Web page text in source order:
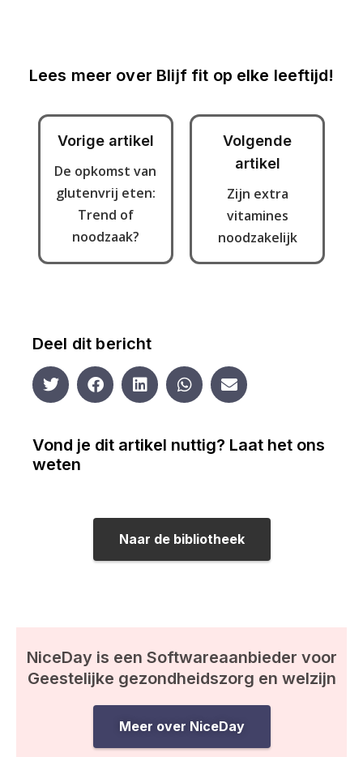
Lees meer over Blijf fit op elke leeftijd!
Vorige artikel
De opkomst van
glutenvrij eten:
Trend of
noodzaak?
Volgende
artikel
Zijn extra
vitamines
noodzakelijk
Deel dit bericht
Vond je dit artikel nuttig? Laat het ons
weten
Naar de bibliotheek
NiceDay is een Softwareaanbieder voor
Geestelijke gezondheidszorg en welzijn
Meer over NiceDay